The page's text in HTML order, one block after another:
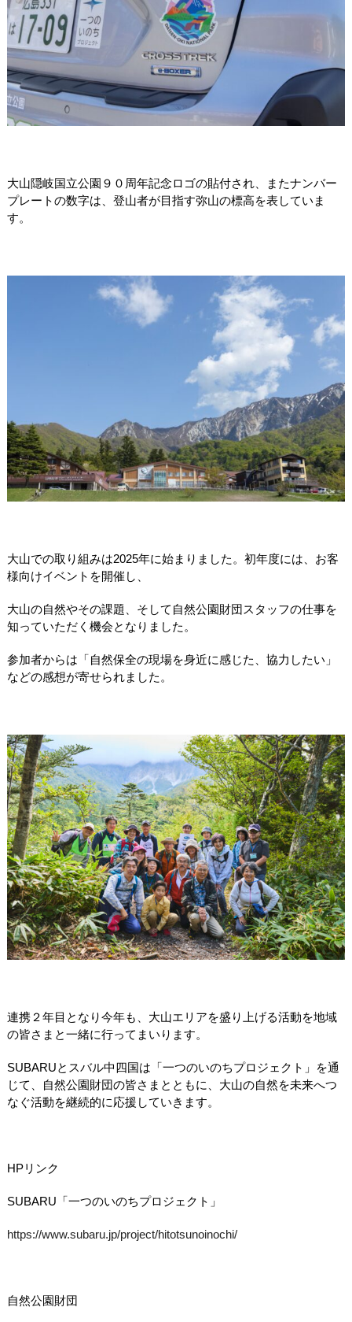
大山隠岐国立公園９０周年記念ロゴの貼付され、またナンバー
プレートの数字は、登山者が目指す弥山の標高を表していま
す。
大山での取り組みは2025年に始まりました。初年度には、お客
様向けイベントを開催し、
大山の自然やその課題、そして自然公園財団スタッフの仕事を
知っていただく機会となりました。
参加者からは「自然保全の現場を身近に感じた、協力したい」
などの感想が寄せられました。
連携２年目となり今年も、大山エリアを盛り上げる活動を地域
の皆さまと一緒に行ってまいります。
SUBARUとスバル中四国は「一つのいのちプロジェクト」を通
じて、自然公園財団の皆さまとともに、大山の自然を未来へつ
なぐ活動を継続的に応援していきます。
HPリンク
SUBARU「一つのいのちプロジェクト」
https://www.subaru.jp/project/hitotsunoinochi/
自然公園財団